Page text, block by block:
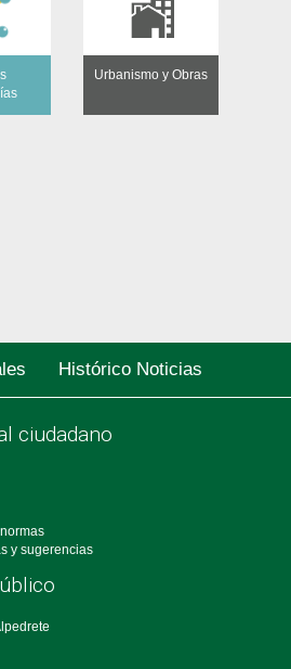
Urbanismo y Obras
Histórico Noticias
ciudadano
y sugerencias